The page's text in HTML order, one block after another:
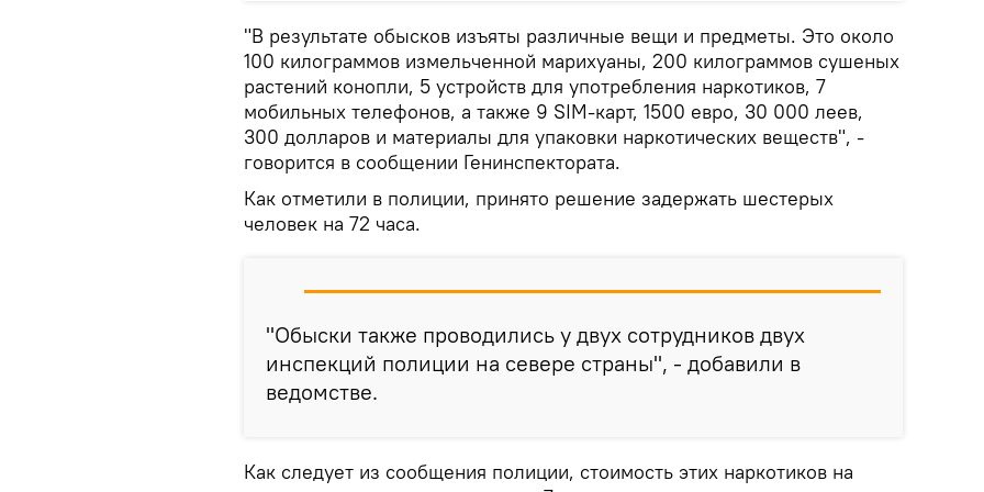
"В результате обысков изъяты различные вещи и предметы. Это около
100 килограммов измельченной марихуаны, 200 килограммов сушеных
растений конопли, 5 устройств для употребления наркотиков, 7
мобильных телефонов, а также 9 SIM-карт, 1500 евро, 30 000 леев,
300 долларов и материалы для упаковки наркотических веществ", -
говорится в сообщении Генинспектората.
Как отметили в полиции, принято решение задержать шестерых
человек на 72 часа.
"Обыски также проводились у двух сотрудников двух
инспекций полиции на севере страны", - добавили в
ведомстве.
Как следует из сообщения полиции, стоимость этих наркотиков на